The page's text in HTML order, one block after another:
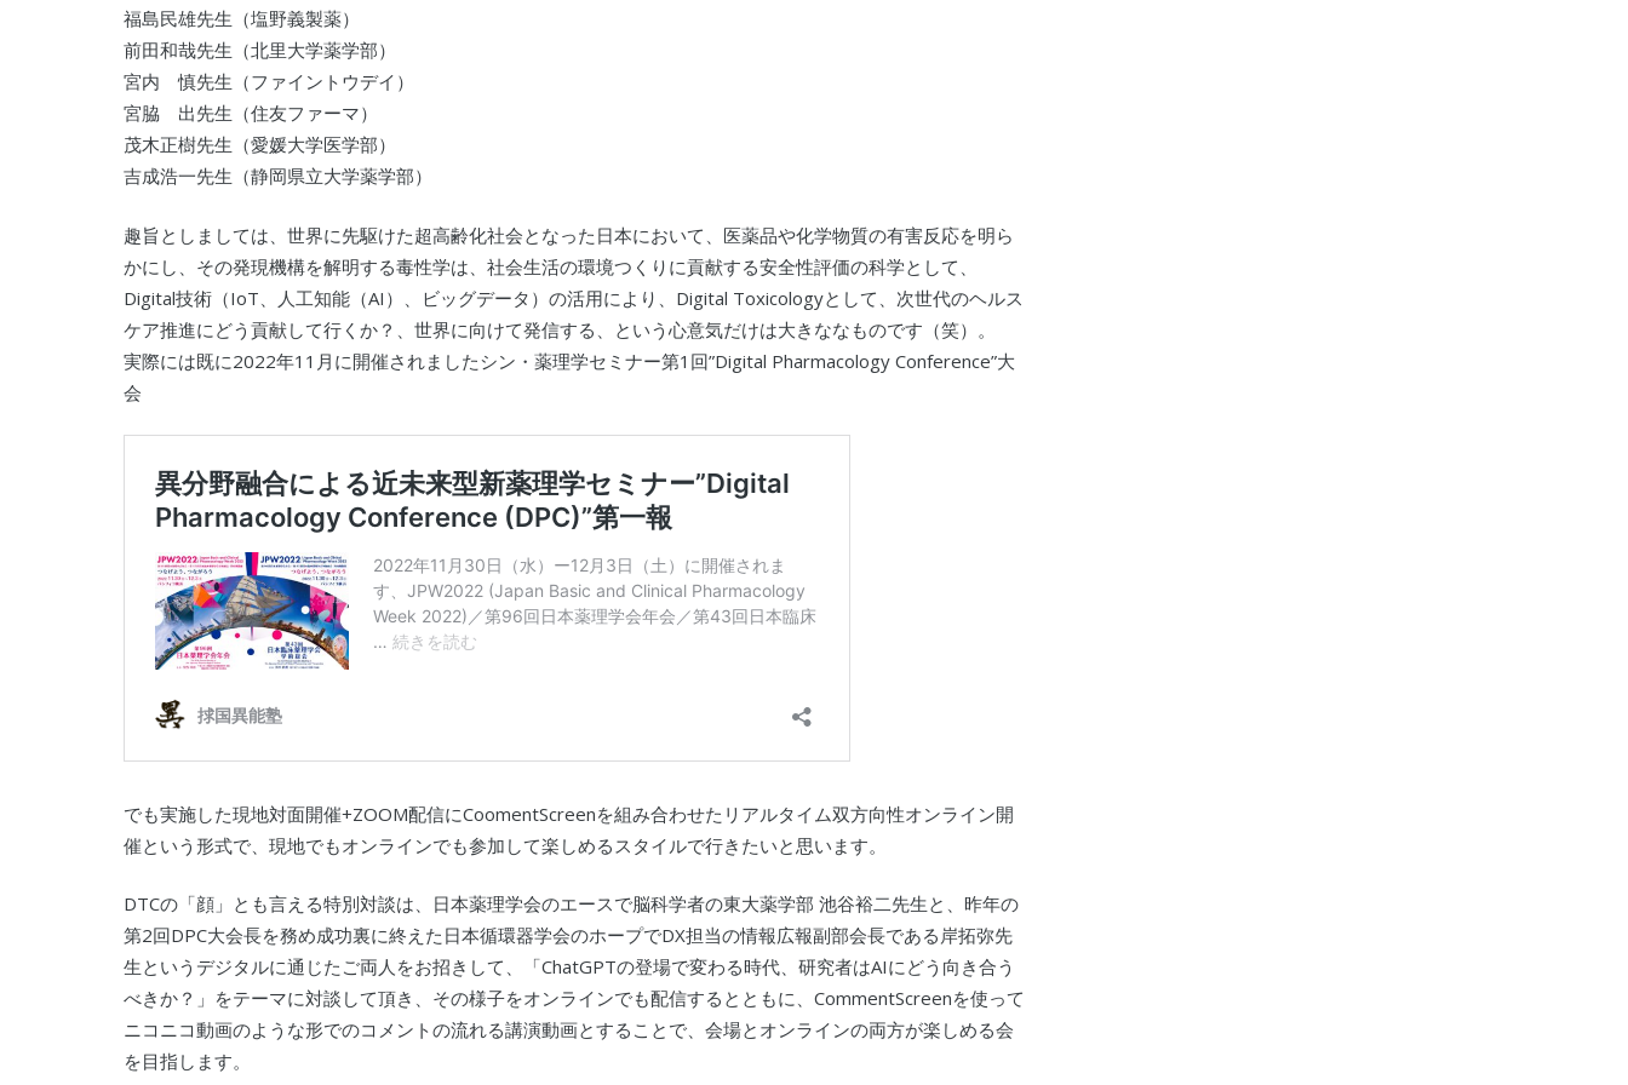
福島民雄先生（塩野義製薬）
前田和哉先生（北里大学薬学部）
宮内 慎先生（ファイントウデイ）
宮脇 出先生（住友ファーマ）
茂木正樹先生（愛媛大学医学部）
吉成浩一先生（静岡県立大学薬学部）
趣旨としましては、世界に先駆けた超高齢化社会となった日本において、医薬品や化学物質の有害反応を明ら
かにし、その発現機構を解明する毒性学は、社会生活の環境つくりに貢献する安全性評価の科学として、
Digital技術（IoT、人工知能（AI）、ビッグデータ）の活用により、Digital Toxicologyとして、次世代のヘルス
ケア推進にどう貢献して行くか？、世界に向けて発信する、という心意気だけは大きななものです（笑）。
実際には既に2022年11月に開催されましたシン・薬理学セミナー第1回”Digital Pharmacology Conference”大
会
でも実施した現地対面開催+ZOOM配信にCoomentScreenを組み合わせたリアルタイム双方向性オンライン開
催という形式で、現地でもオンラインでも参加して楽しめるスタイルで行きたいと思います。
DTCの「顔」とも言える特別対談は、日本薬理学会のエースで脳科学者の東大薬学部 池谷裕二先生と、昨年の
第2回DPC大会長を務め成功裏に終えた日本循環器学会のホープでDX担当の情報広報副部会長である岸拓弥先
生というデジタルに通じたご両人をお招きして、「ChatGPTの登場で変わる時代、研究者はAIにどう向き合う
べきか？」をテーマに対談して頂き、その様子をオンラインでも配信するとともに、CommentScreenを使って
ニコニコ動画のような形でのコメントの流れる講演動画とすることで、会場とオンラインの両方が楽しめる会
を目指します。